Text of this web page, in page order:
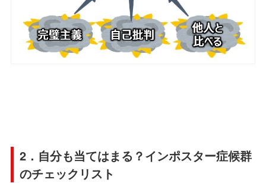
2．自分も当てはまる？インポスター症候群
のチェックリスト